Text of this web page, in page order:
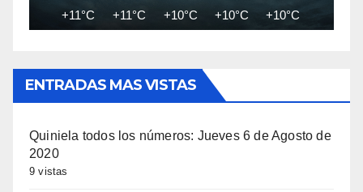
+11°C +11°C +10°C +10°C +10°C +9°C
ENTRADAS MAS VISTAS
Quiniela todos los números: Jueves 6 de Agosto de
2020
9 vistas